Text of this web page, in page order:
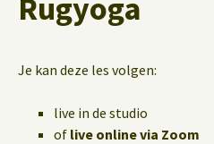
Rugyoga
Je kan deze les volgen:
live in de studio
of live online via Zoom